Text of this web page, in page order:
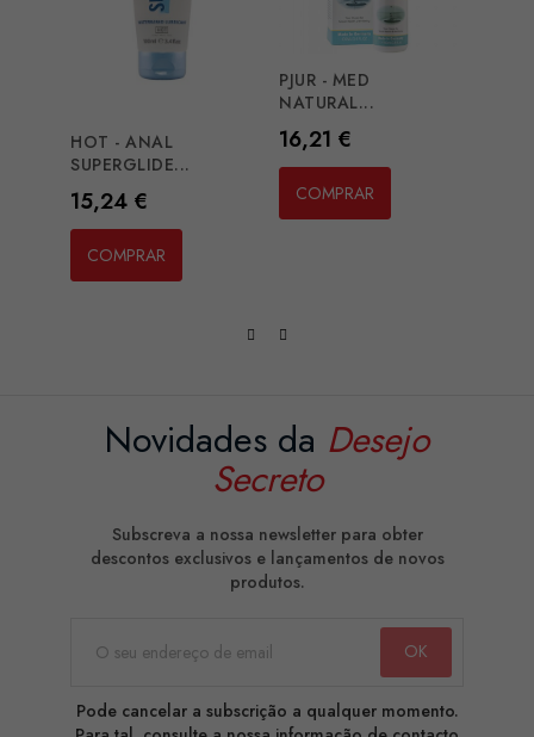
HOT - ANAL
SUPERGLIDE...
Preço
15,24 €
COMPRAR
PJUR - MED
NATURAL...
Preço
16,21 €
COMPRAR
Novidades da Desejo
Secreto
Subscreva a nossa newsletter para obter
descontos exclusivos e lançamentos de novos
produtos.
Pode cancelar a subscrição a qualquer momento.